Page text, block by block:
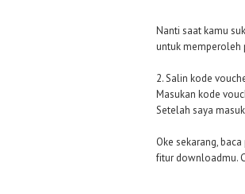
Nanti saat kamu
untuk memperoleh
2. Salin kode
Masukan kode
Setelah saya
Oke sekarang,
fitur downloadmu.